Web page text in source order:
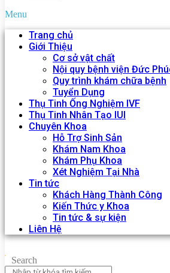
Menu
Trang chủ
Giới Thiệu
Cơ sở vật chất
Nội quy bệnh viện Đức
Quy trình khám chữa bệnh
Tuyển Dụng
Thụ Tinh Ống Nghiệm IVF
Thụ Tinh Nhân Tạo IUI
Chuyên Khoa
Hỗ Trợ Sinh Sản
Khám Nam Khoa
Khám Phụ Khoa
Xét Nghiệm Tại Nhà
Tin tức
Khách Hàng Thành Công
Kiến Thức y Khoa
Tin tức & sự kiện
Liên Hệ
Search